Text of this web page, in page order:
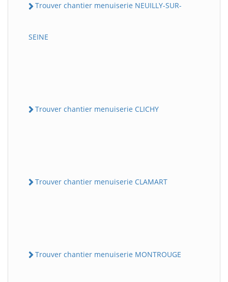
Trouver chantier menuiserie NEUILLY-SUR-
SEINE
Trouver chantier menuiserie CLICHY
Trouver chantier menuiserie CLAMART
Trouver chantier menuiserie MONTROUGE